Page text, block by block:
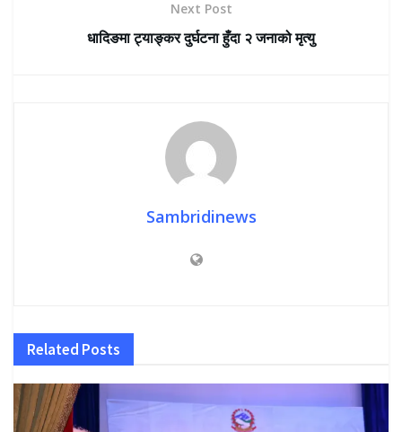
Next Post
धादिङमा ट्याङ्कर दुर्घटना हुँदा २ जनाको मृत्यु
Sambridinews
Related Posts